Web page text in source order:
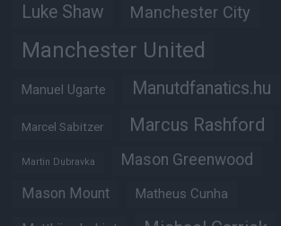
Luke Shaw Manchester City
Manchester United
Manuel Ugarte Manutdfanatics.hu
Marcel Sabitzer Marcus Rashford
Martin Dubravka Mason Greenwood
Mason Mount Matheus Cunha